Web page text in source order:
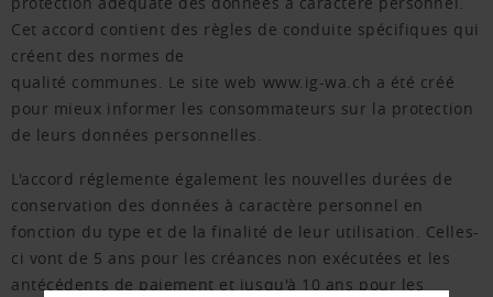
Cet accord contient des règles de conduite spécifiques qui
créent des normes de
qualité communes. Le site web www.ig-wa.ch a été créé
pour mieux informer les consommateurs sur la protection
de leurs données personnelles.
L'accord réglemente également les nouvelles durées de
conservation des données à caractère personnel en
fonction du type et de la finalité de leur utilisation. Celles-
ci vont de 5 ans pour les créances non exécutées et les
antécédents de paiement et jusqu'à 10 ans pour les